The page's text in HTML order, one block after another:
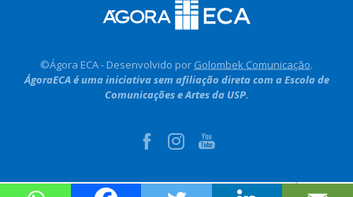
©Ágora ECA - Desenvolvido por Golombek Comunicação.
ÁgoraECA é uma iniciativa sem afiliação direta com a Escola de
Comunicações e Artes da USP.